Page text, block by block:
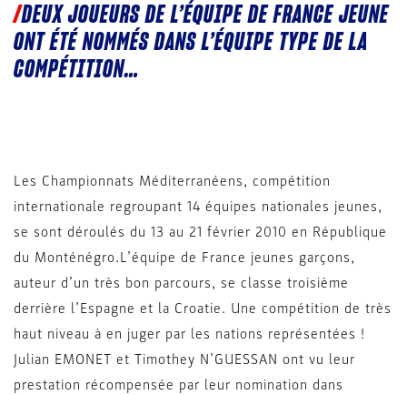
DEUX JOUEURS DE L’ÉQUIPE DE FRANCE JEUNE
ONT ÉTÉ NOMMÉS DANS L’ÉQUIPE TYPE DE LA
COMPÉTITION…
Les Championnats Méditerranéens, compétition
internationale regroupant 14 équipes nationales jeunes,
se sont déroulés du 13 au 21 février 2010 en République
du Monténégro.L’équipe de France jeunes garçons,
auteur d’un très bon parcours, se classe troisième
derrière l’Espagne et la Croatie. Une compétition de très
haut niveau à en juger par les nations représentées !
Julian EMONET et Timothey N’GUESSAN ont vu leur
prestation récompensée par leur nomination dans